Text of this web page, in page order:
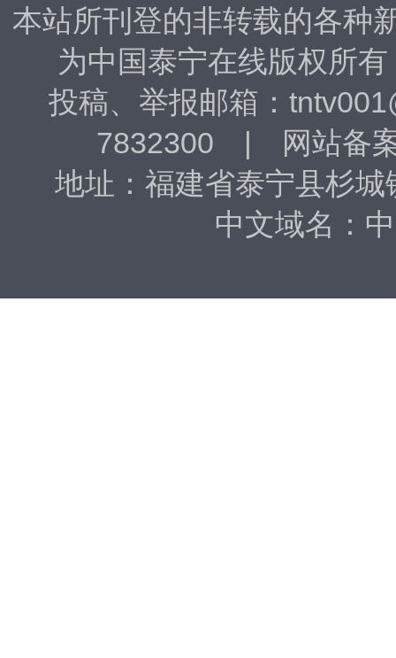
本站所刊登的非转载的各种
为中国泰宁在线版权所
投稿、​举报邮箱：
7832300 | 网站备
地址：福建省泰宁县杉
中文域名：